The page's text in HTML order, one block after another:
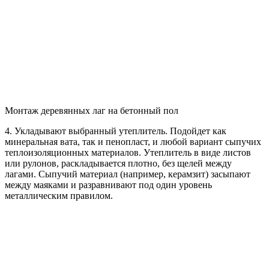
Монтаж деревянных лаг на бетонный пол
4. Укладывают выбранный утеплитель. Подойдет как
минеральная вата, так и пенопласт, и любой вариант сыпучих
теплоизоляционных материалов. Утеплитель в виде листов
или рулонов, раскладывается плотно, без щелей между
лагами. Сыпучий материал (например, керамзит) засыпают
между маяками и разравнивают под один уровень
металлическим правилом.